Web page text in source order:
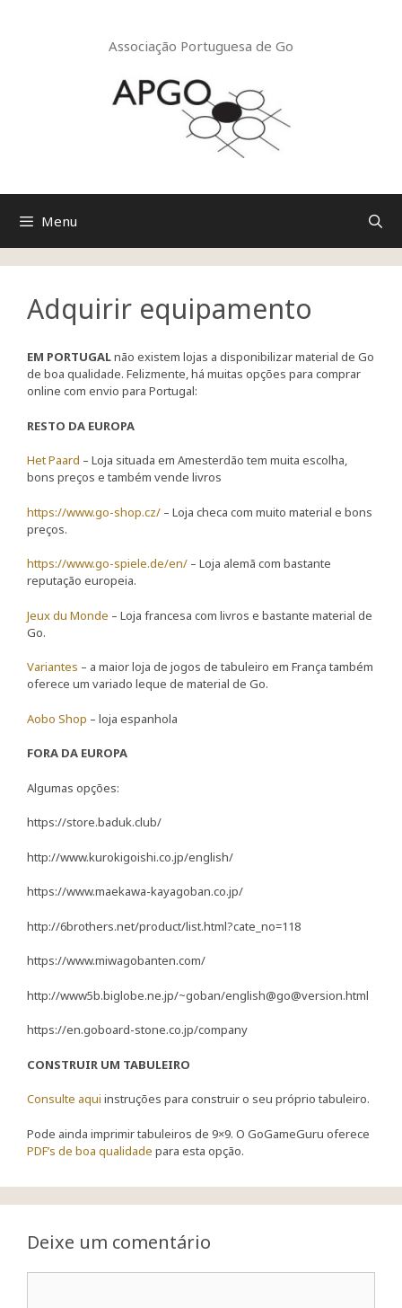
Associação Portuguesa de Go
Menu
Adquirir equipamento
EM PORTUGALnão existem lojas a disponibilizar material de Go
de boa qualidade. Felizmente, há muitas opções para comprar
online com envio para Portugal:
RESTO DA EUROPA
Het Paard – Loja situada em Amesterdão tem muita escolha,
bons preços e também vende livros
https://www.go-shop.cz/ – Loja checa com muito material e bons
preços.
https://www.go-spiele.de/en/ – Loja alemã com bastante
reputação europeia.
Jeux du Monde – Loja francesa com livros e bastante material de
Go.
Variantes – a maior loja de jogos de tabuleiro em França também
oferece um variado leque de material de Go.
Aobo Shop – loja espanhola
FORA DA EUROPA
Algumas opções:
https://store.baduk.club/
http://www.kurokigoishi.co.jp/english/
https://www.maekawa-kayagoban.co.jp/
http://6brothers.net/product/list.html?cate_no=118
https://www.miwagobanten.com/
http://www5b.biglobe.ne.jp/~goban/english@go@version.html
https://en.goboard-stone.co.jp/company
CONSTRUIR UM TABULEIRO
Consulte aqui instruções para construir o seu próprio tabuleiro.
Pode ainda imprimir tabuleiros de 9×9. O GoGameGuru oferece
PDF’s de boa qualidade para esta opção.
Deixe um comentário